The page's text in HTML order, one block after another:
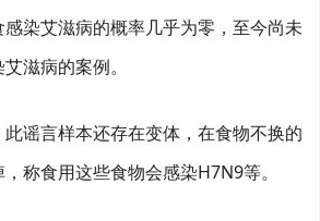
艾滋病的概率几乎为零，至今尚未
滋病的案例。
言样本还存在变体，在食物不换的
称食用这些食物会感染H7N9等。